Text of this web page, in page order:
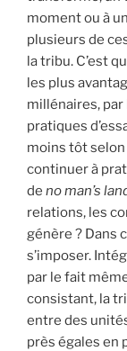
moment ou à
plusieurs de
la tribu. C’est
les plus
millénaires,
pratiques
moins tôt selon
continuer à
de no man’s
relations, les
génère ? Dans
s’imposer.
par le fait
consistant, la
entre des
près égales en